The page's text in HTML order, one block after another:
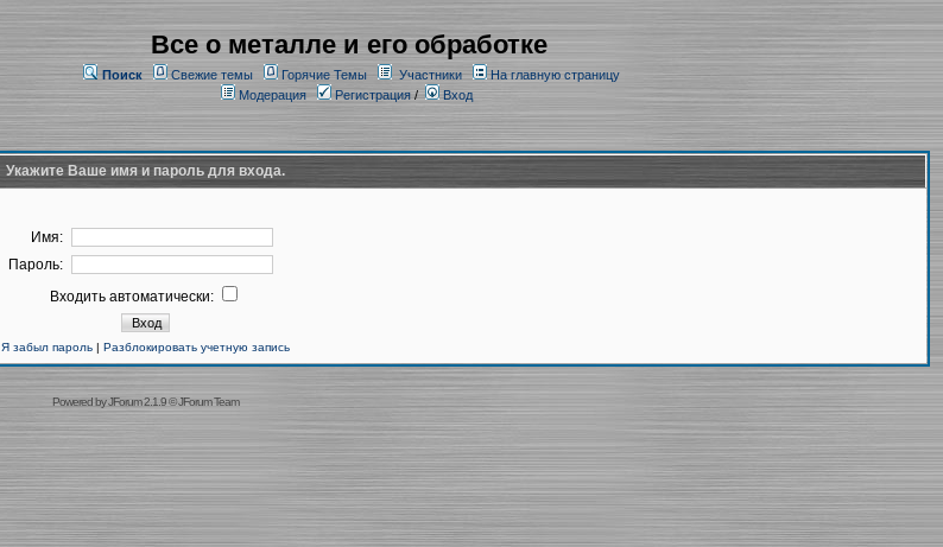
Все о металле и его обработке
Поиск Свежие темы Горячие Темы Участники
На главную страницу
Модерация
Регистрация/ Вход
Укажите Ваше имя и пароль для входа.
Имя:
Пароль:
Входить автоматически:
Я забыл пароль| Разблокировать учетную запись
Powered byJForum 2.1.9©JForum Team